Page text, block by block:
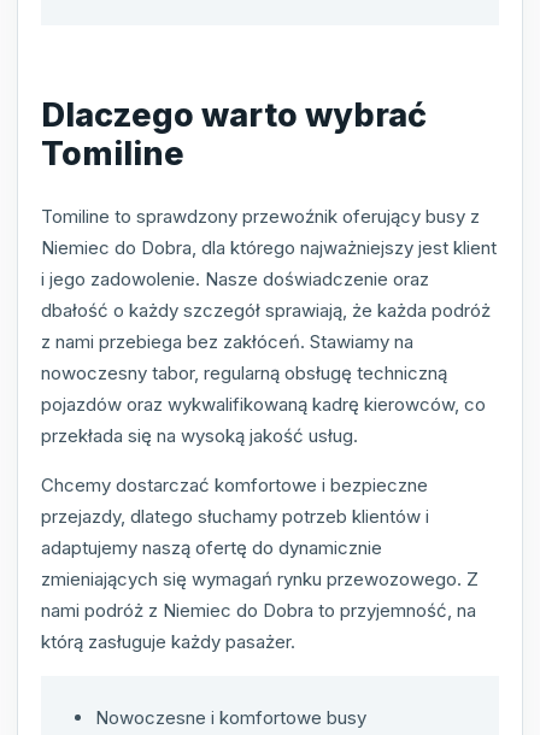
Dlaczego warto wybrać
Tomiline
Tomiline to sprawdzony przewoźnik oferujący busy z
Niemiec do Dobra, dla którego najważniejszy jest klient
i jego zadowolenie. Nasze doświadczenie oraz
dbałość o każdy szczegół sprawiają, że każda podróż
z nami przebiega bez zakłóceń. Stawiamy na
nowoczesny tabor, regularną obsługę techniczną
pojazdów oraz wykwalifikowaną kadrę kierowców, co
przekłada się na wysoką jakość usług.
Chcemy dostarczać komfortowe i bezpieczne
przejazdy, dlatego słuchamy potrzeb klientów i
adaptujemy naszą ofertę do dynamicznie
zmieniających się wymagań rynku przewozowego. Z
nami podróż z Niemiec do Dobra to przyjemność, na
którą zasługuje każdy pasażer.
Nowoczesne i komfortowe busy